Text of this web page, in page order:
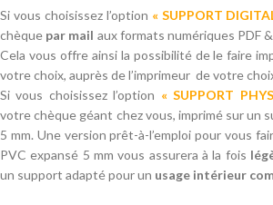
Si vous choisissez l’option « SUPPORT
chèque par mail aux formats numériques PDF
Cela vous offre ainsi la possibilité de le faire
votre choix, auprès de l’imprimeur de votre
Si vous choisissez l’option « SUPPORT
votre chèque géant chez vous, imprimé sur un
5 mm. Une version prêt-à-l’emploi pour vous
PVC expansé 5 mm vous assurera à la fois
un support adapté pour un usage intérieur